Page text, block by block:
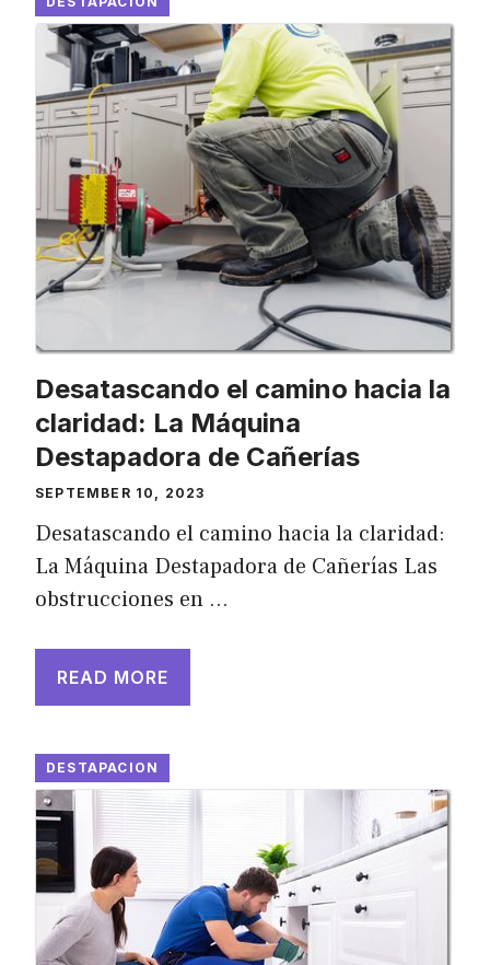
Desatascando el camino hacia la
claridad: La Máquina
Destapadora de Cañerías
SEPTEMBER 10, 2023
Desatascando el camino hacia la claridad:
La Máquina Destapadora de Cañerías Las
obstrucciones en …
READ MORE
DESTAPACION